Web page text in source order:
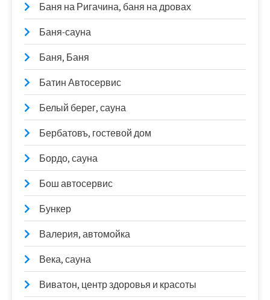
Баня на Ригачина, баня на дровах
Баня-сауна
Баня, Баня
Батин Автосервис
Белый берег, сауна
Бербатовъ, гостевой дом
Бордо, сауна
Бош автосервис
Бункер
Валерия, автомойка
Века, сауна
Виватон, центр здоровья и красоты